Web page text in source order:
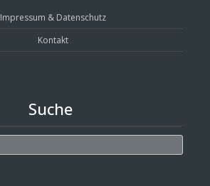
Impressum & Datenschutz
Kontakt
Suche